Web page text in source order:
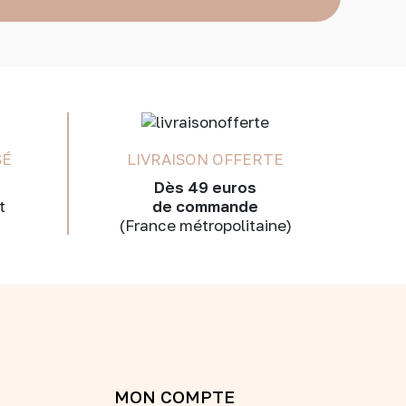
LIVRAISON OFFERTE
Dès 49 euros
de commande
(France métropolitaine)
MON COMPTE